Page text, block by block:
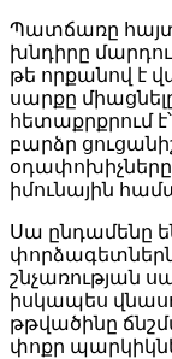
Պատճառը
խնդիրը մարդու
թե որքանով է
սարքը
հետաքրքրում
բարձր
օդափոխիչները
իմունային
Սա ընդամենը
շնչառության
իսկապես
թթվածինը
փոքր